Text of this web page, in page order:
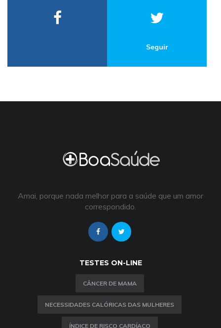
Seguir
Amai, porque nada melhor para a saúde que um amor
correspondido.
TESTES ON-LINE
CÂNCER DE MAMA
NECESSIDADES CALÓRICAS DAS MULHERES
ÍNDICE DE RISCO CARDÍACO